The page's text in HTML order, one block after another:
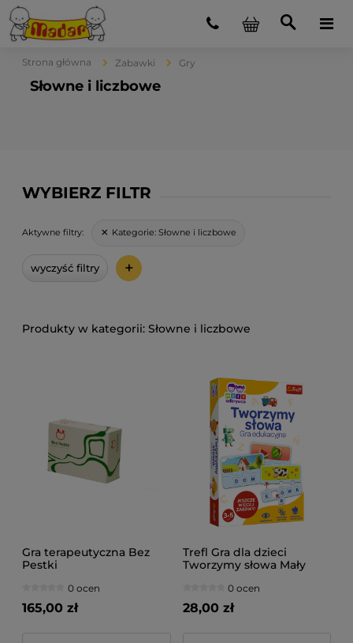
Strona główna Zabawki Gry
Słowne i liczbowe
WYBIERZ FILTR
Aktywne filtry: Kategorie: Słowne i liczbowe
wyczyść filtry +
Słowne i liczbowe
Gra terapeutyczna Bez
Pestki
0 ocen
165,00 zł
Trefl Gra dla dzieci
Tworzymy słowa Mały
0 ocen
28,00 zł